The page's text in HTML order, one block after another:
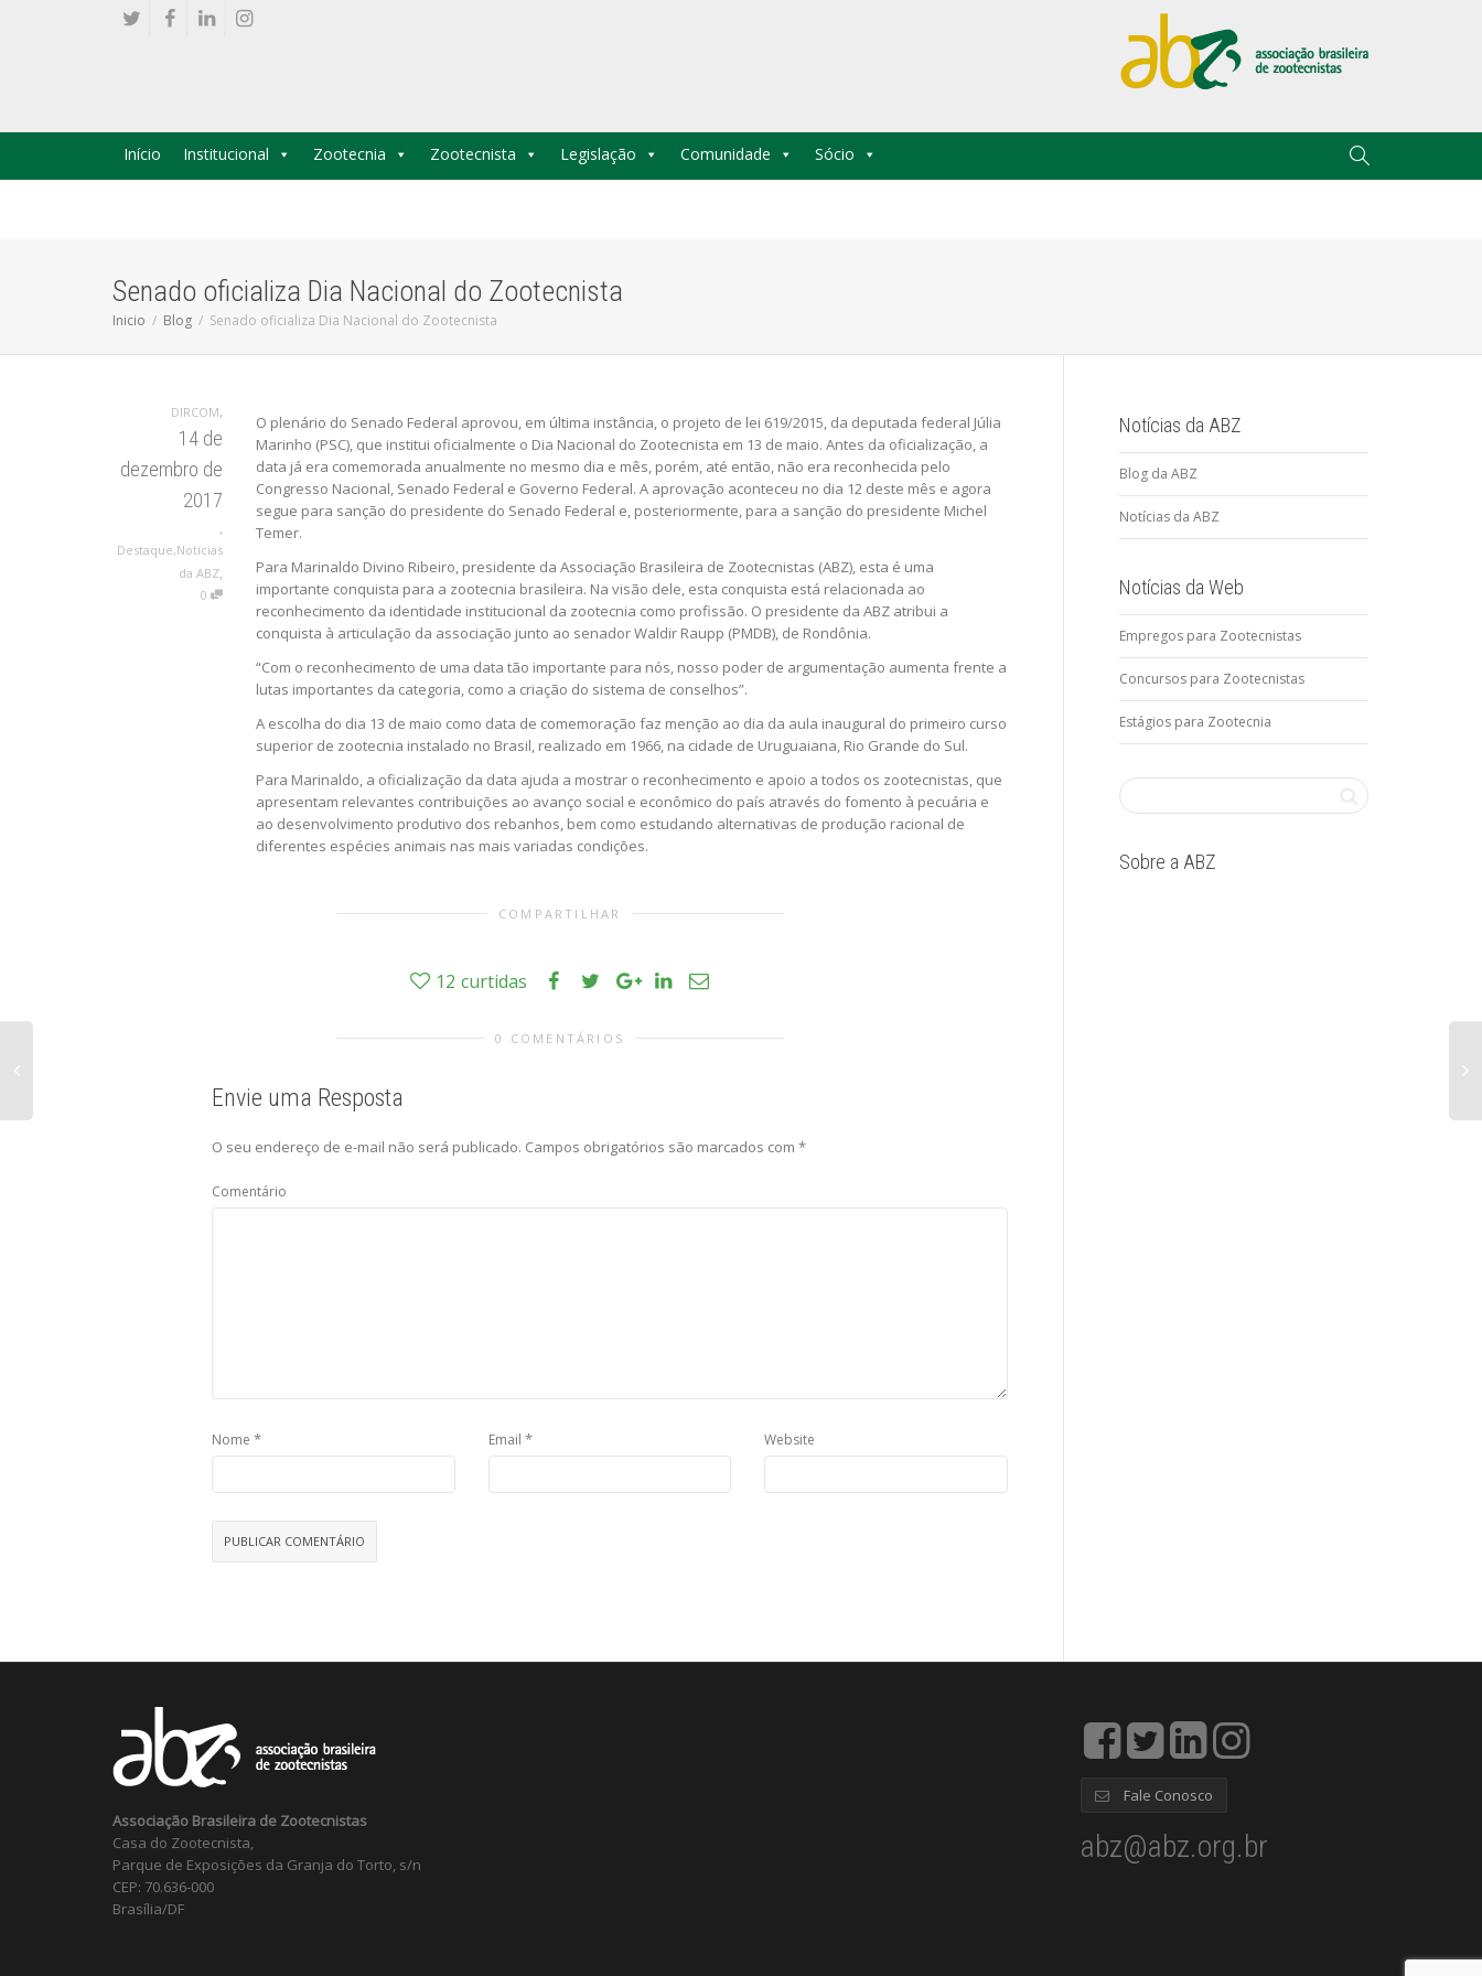
Início Institucional Zootecnia Zootecnista Legislação Comunidade Sócio
Senado oficializa Dia Nacional do Zootecnista
Inicio Blog Senado oficializa Dia Nacional do Zootecnista
DIRCOM,
14 de
dezembro de
2017
Destaque,Notícias
da ABZ
0
O plenário do Senado Federal aprovou, em última instância, o projeto de lei 619/2015, da deputada federal Júlia
Marinho (PSC), que institui oficialmente o Dia Nacional do Zootecnista em 13 de maio. Antes da oficialização, a
data já era comemorada anualmente no mesmo dia e mês, porém, até então, não era reconhecida pelo
Congresso Nacional, Senado Federal e Governo Federal. A aprovação aconteceu no dia 12 deste mês e agora
segue para sanção do presidente do Senado Federal e, posteriormente, para a sanção do presidente Michel
Temer.
Para Marinaldo Divino Ribeiro, presidente da Associação Brasileira de Zootecnistas (ABZ), esta é uma
importante conquista para a zootecnia brasileira. Na visão dele, esta conquista está relacionada ao
reconhecimento da identidade institucional da zootecnia como profissão. O presidente da ABZ atribui a
conquista à articulação da associação junto ao senador Waldir Raupp (PMDB), de Rondônia.
“Com o reconhecimento de uma data tão importante para nós, nosso poder de argumentação aumenta frente a
lutas importantes da categoria, como a criação do sistema de conselhos”.
A escolha do dia 13 de maio como data de comemoração faz menção ao dia da aula inaugural do primeiro curso
superior de zootecnia instalado no Brasil, realizado em 1966, na cidade de Uruguaiana, Rio Grande do Sul.
Para Marinaldo, a oficialização da data ajuda a mostrar o reconhecimento e apoio a todos os zootecnistas, que
apresentam relevantes contribuições ao avanço social e econômico do país através do fomento à pecuária e
ao desenvolvimento produtivo dos rebanhos, bem como estudando alternativas de produção racional de
diferentes espécies animais nas mais variadas condições.
COMPARTILHAR
12 curtidas
0 COMENTÁRIOS
Envie uma Resposta
O seu endereço de e-mail não será publicado. Campos obrigatórios são marcados com *
Comentário
Nome * Email * Website
Notícias da ABZ
Blog da ABZ
Notícias da ABZ
Notícias da Web
Empregos para Zootecnistas
Concursos para Zootecnistas
Estágios para Zootecnia
Sobre a ABZ
Associação Brasileira de Zootecnistas
Casa do Zootecnista,
Parque de Exposições da Granja do Torto, s/n
CEP: 70.636-000
Brasília/DF
Fale Conosco
abz@abz.org.br